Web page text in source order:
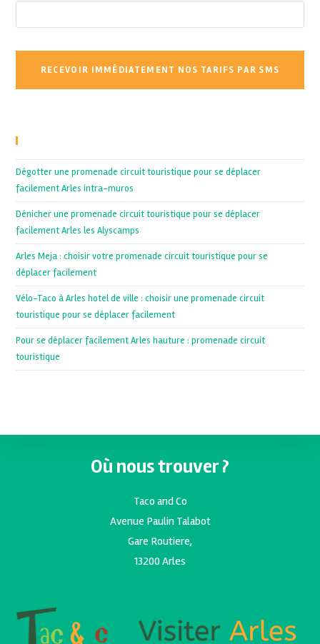
Dégotter une promenade circuit touristique pour se déplacer
facilement Arles intra-muros
Dénicher une promenade circuit touristique pour se déplacer
facilement Arles les Alyscamps
Arles Meja : choisir votre promenade circuit touristique pour se
déplacer facilement
Vélo-Taco à Arles hotel de ville : choisir une promenade circuit
touristique pour se déplacer facilement
Pour se déplacer facilement Arles hauture : promenade circuit
touristique
Où nous trouver ?
Taco and Co
Avenue Paulin Talabot
Gare Routiere,
13200 Arles